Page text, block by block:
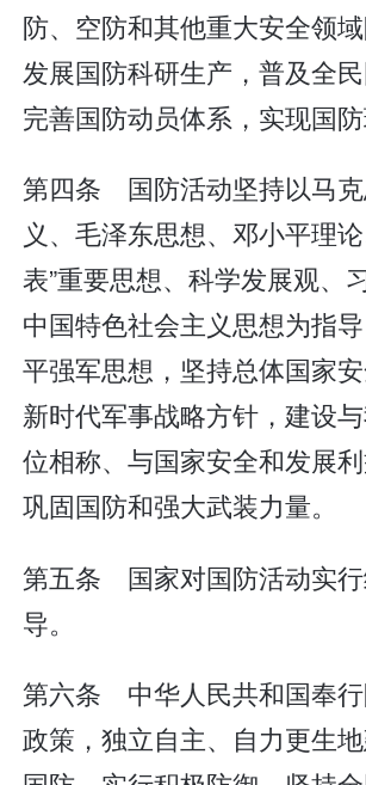
防、空防和其他重大安全领域
发展国防科研生产，普及全民
完善国防动员体系，实现国防
第四条 国防活动坚持以马
义、毛泽东思想、邓小平理
表”重要思想、科学发展观、
中国特色社会主义思想为指
平强军思想，坚持总体国家
新时代军事战略方针，建设
位相称、与国家安全和发展
巩固国防和强大武装力量。
第五条 国家对国防活动实
导。
第六条 中华人民共和国奉
政策，独立自主、自力更生